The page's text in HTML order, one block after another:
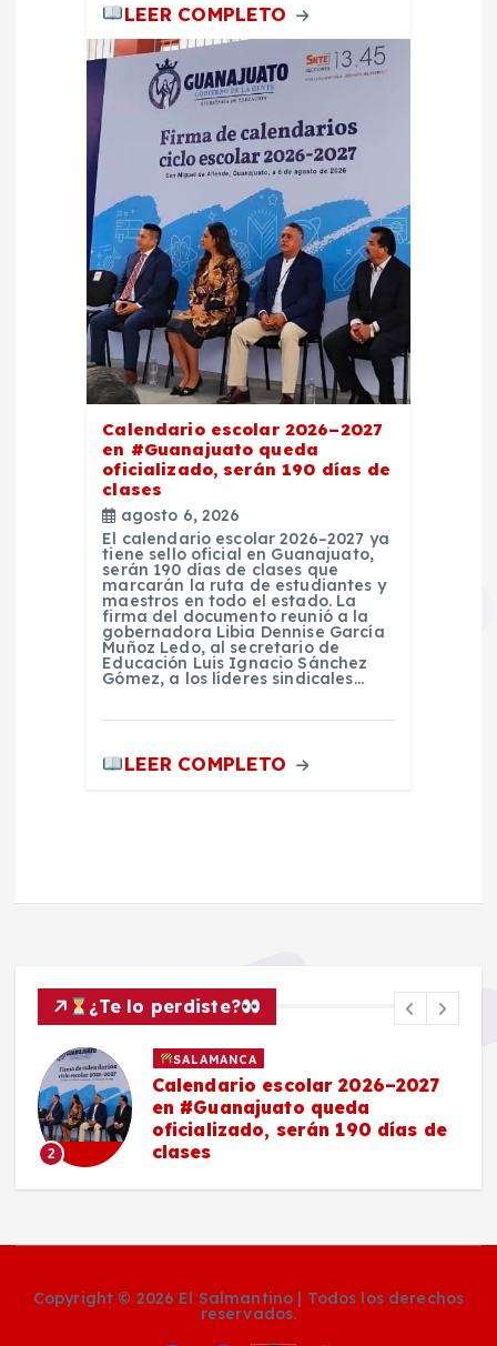
LEER COMPLETO
Calendario escolar 2026–2027
en #Guanajuato queda
oficializado, serán 190 días de
clases
agosto 6, 2026
El calendario escolar 2026–2027 ya
tiene sello oficial en Guanajuato,
serán 190 días de clases que
marcarán la ruta de estudiantes y
maestros en todo el estado. La
firma del documento reunió a la
gobernadora Libia Dennise García
Muñoz Ledo, al secretario de
Educación Luis Ignacio Sánchez
Gómez, a los líderes sindicales…
LEER COMPLETO
¿Te lo perdiste?
2
SALAMANCA
Calendario escolar 2026–2027
en #Guanajuato queda
oficializado, serán 190 días de
clases
Copyright © 2026 El Salmantino | Todos los derechos
reservados.